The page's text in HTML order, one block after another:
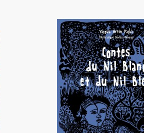
Contes du Nil Blanc et
12,00 €